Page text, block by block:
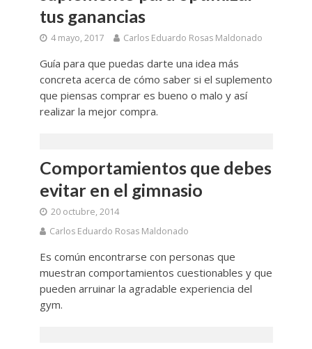
tus ganancias
4 mayo, 2017 Carlos Eduardo Rosas Maldonado
Guía para que puedas darte una idea más
concreta acerca de cómo saber si el suplemento
que piensas comprar es bueno o malo y así
realizar la mejor compra.
Comportamientos que debes
evitar en el gimnasio
20 octubre, 2014
Carlos Eduardo Rosas Maldonado
Es común encontrarse con personas que
muestran comportamientos cuestionables y que
pueden arruinar la agradable experiencia del
gym.